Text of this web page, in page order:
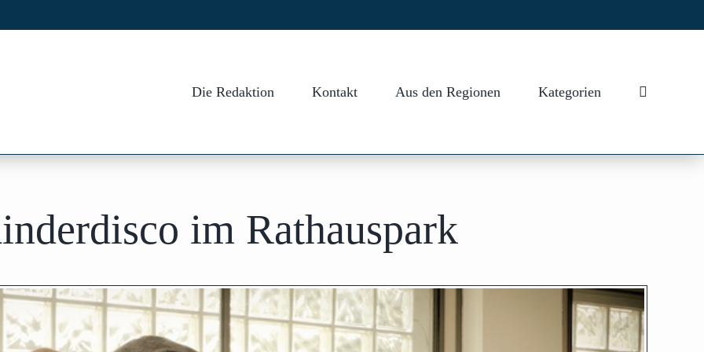
Die Redaktion Kontakt Aus den Regionen Kategorien
im Rathauspark